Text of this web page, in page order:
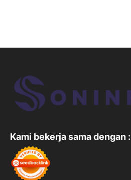
Kami bekerja sama dengan :